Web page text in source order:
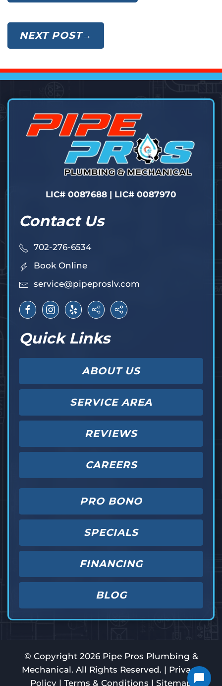
NEXT POST→
LIC# 0087688 | LIC# 0087970
Contact Us
702-276-6534
Book Online
service@pipeproslv.com
Quick Links
ABOUT US
SERVICE AREA
REVIEWS
CAREERS
PRO BONO
SPECIALS
FINANCING
BLOG
© Copyright 2026Pipe Pros Plumbing &
Mechanical. All Rights Reserved. | Privacy
Policy| Terms & Conditions | Sitemap